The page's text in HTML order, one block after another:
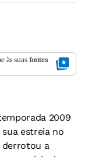
às suas fontes
2009
estreia no
derrotou a